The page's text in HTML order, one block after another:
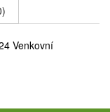
Venkovní